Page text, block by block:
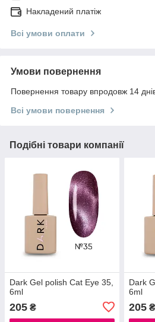
Накладений платіж
Всі умови оплати
Умови повернення
Повернення товару впродовж 14
Всі умови повернення
Подібні товари компанії
Dark Gel polish Cat Eye 35,
6ml
205 ₴
Dark
6ml
205₴